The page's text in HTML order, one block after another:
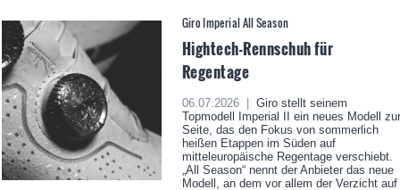
Giro Imperial All Season
Hightech-Rennschuh für
Regentage
06.07.2026 |
Giro stellt seinem
Topmodell Imperial II ein neues Modell zur
Seite, das den Fokus von sommerlich
heißen Etappen im Süden auf
mitteleuropäische Regentage verschiebt.
„All Season“ nennt der Anbieter das neue
Modell, an dem vor allem der Verzicht auf